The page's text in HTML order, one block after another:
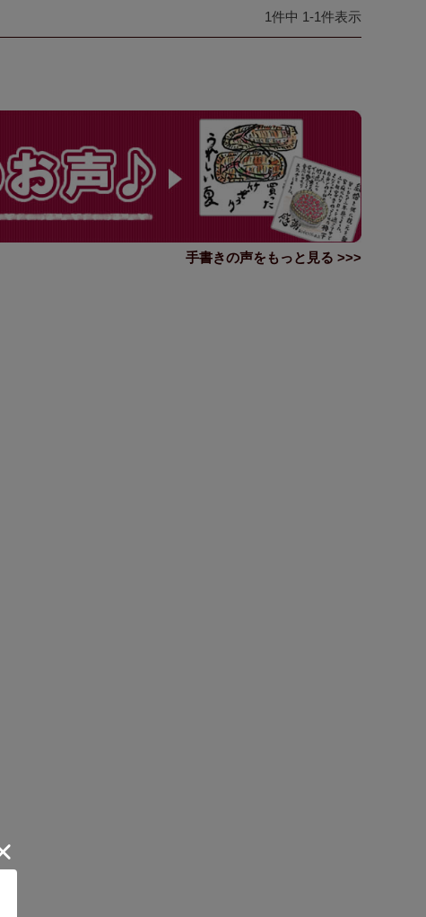
1件中 1-1件表示
手書きの声をもっと見る >>>